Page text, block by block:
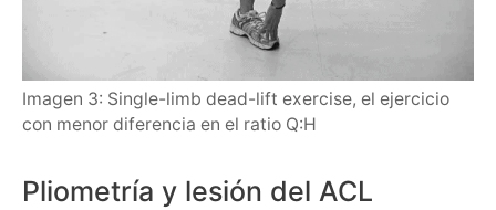
Imagen 3: Single-limb dead-lift exercise, el ejercicio
con menor diferencia en el ratio Q:H
Pliometría y lesión del ACL